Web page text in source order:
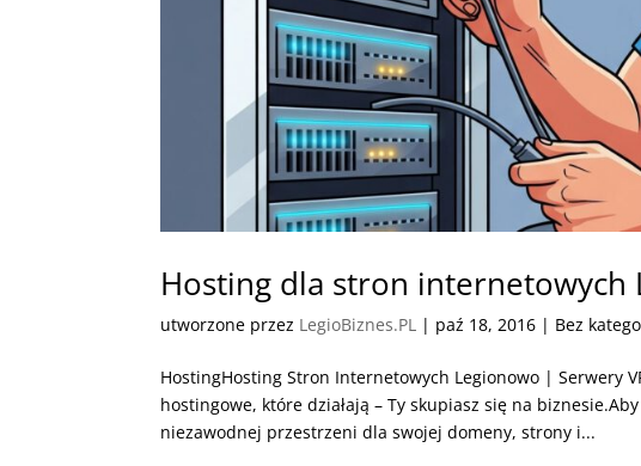
Hosting dla stron internetowych
utworzone przez LegioBiznes.PL | paź 18, 2016 | Bez
HostingHosting Stron Internetowych Legionowo | Serwery
hostingowe, które działają – Ty skupiasz się na
niezawodnej przestrzeni dla swojej domeny, strony i...